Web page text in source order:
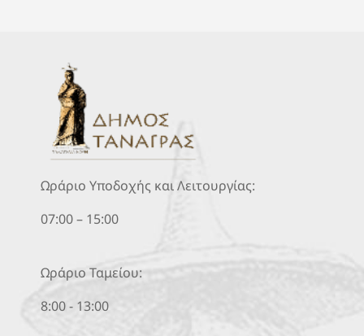
Ωράριο Υποδοχής και Λειτουργίας:
07:00 – 15:00
Ωράριο Ταμείου:
8:00 - 13:00